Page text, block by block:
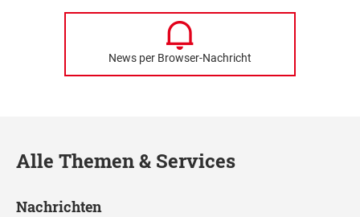
News per Browser-Nachricht
Alle Themen & Services
Nachrichten